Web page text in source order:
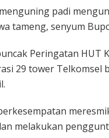
padi
tameng, senyum
Peringatan HUT
29 tower Telkomsel
melakukan